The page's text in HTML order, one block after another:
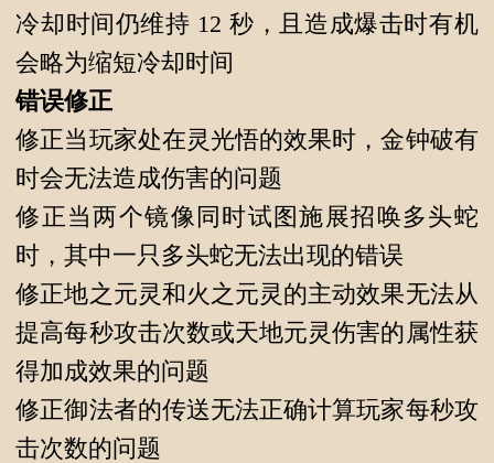
冷却时间仍维持 12 秒，且造成爆击时有机
会略为缩短冷却时间
错误修正
修正当玩家处在灵光悟的效果时，金钟破有
时会无法造成伤害的问题
修正当两个镜像同时试图施展招唤多头蛇
时，其中一只多头蛇无法出现的错误
修正地之元灵和火之元灵的主动效果无法从
提高每秒攻击次数或天地元灵伤害的属性获
得加成效果的问题
修正御法者的传送无法正确计算玩家每秒攻
击次数的问题